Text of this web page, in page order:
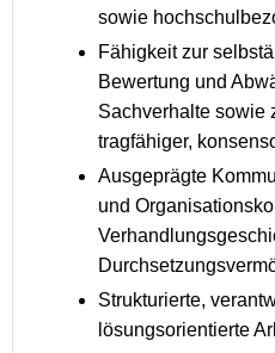
sowie
Fähigkeit zur
Bewertung und
Sachverhalte sowie
tragfähiger,
Ausgeprägte
und
Strukturierte,
lösungsorientierte